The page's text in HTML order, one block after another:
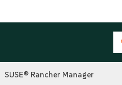
SUSE® Rancher Manager